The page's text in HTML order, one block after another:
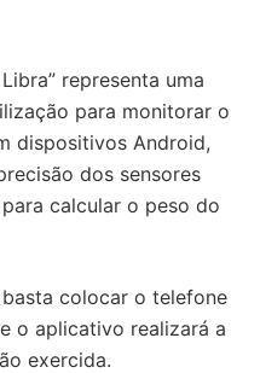
representa uma
para monitorar o
dispositivos Android,
dos sensores
calcular o peso do
colocar o telefone
o aplicativo realizará a
exercida.